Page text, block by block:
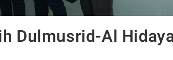
Dulmusrid-Al